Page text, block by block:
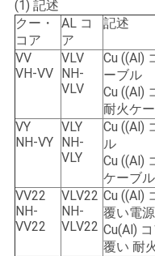
し
な
い
地
図
(1) 記述
クー・
コア
AL コ
ア
記述
VV
VH-VV
VLV
NH-
VLV
Cu ((Al)
ーブル
Cu ((Al)
耐火ケ
VY
NH-VY
VLY
NH-
VLY
Cu ((Al)
ル
Cu ((Al)
ケーブル
VV22
NH-
VV22
VLV22
NH-
VLV22
Cu ((Al)
覆い電
Cu(Al)
覆い 耐